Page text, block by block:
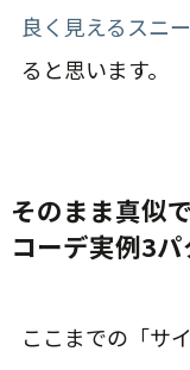
良く見えるスニ
ると思います。
そのまま真似
コーデ実例3パ
ここまでの「サ